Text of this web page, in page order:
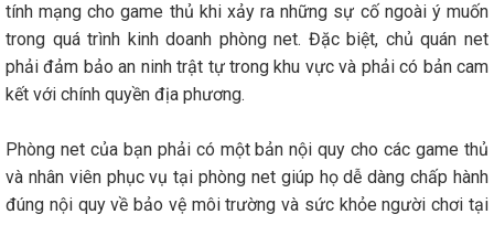
tính mạng cho game thủ khi xảy ra những sự cố ngoài ý muốn
trong quá trình kinh doanh phòng net. Đặc biệt, chủ quán net
phải đảm bảo an ninh trật tự trong khu vực và phải có bản cam
kết với chính quyền địa phương.
Phòng net của bạn phải có một bản nội quy cho các game thủ
và nhân viên phục vụ tại phòng net giúp họ dễ dàng chấp hành
đúng nội quy về bảo vệ môi trường và sức khỏe người chơi tại